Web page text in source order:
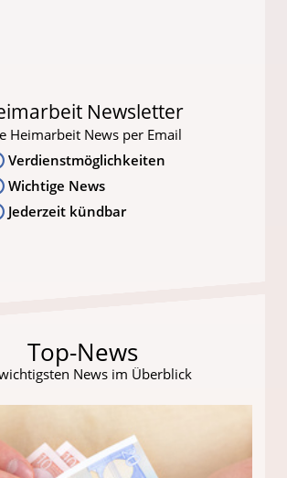
Newsletter
Heimarbeit News per Email
Verdienstmöglichkeiten
Wichtige News
Jederzeit kündbar
Top-News
News im Überblick